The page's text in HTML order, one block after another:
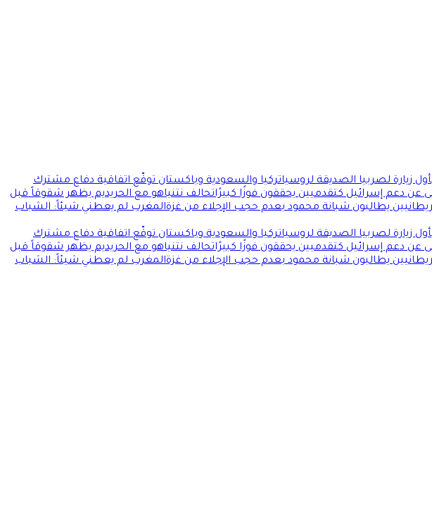
زيارة لصربيا الصديقة لروسياتركيا والسعودية وباكستان توقّع اتفاقية دفاع مشترك
عن دعم إسرائيل كتقدميين يحققون فوزًا كبيرًاتحالف نتنياهو مع الحريديم يظهر شقوقاً قبل
يطالبون شبانة محمود بعدم حجب الإجلاء من غزةالمغرب لم يعطني شيئاً: الشباب
زيارة لصربيا الصديقة لروسياتركيا والسعودية وباكستان توقّع اتفاقية دفاع مشترك
عن دعم إسرائيل كتقدميين يحققون فوزًا كبيرًاتحالف نتنياهو مع الحريديم يظهر شقوقاً قبل
يطالبون شبانة محمود بعدم حجب الإجلاء من غزةالمغرب لم يعطني شيئاً: الشباب